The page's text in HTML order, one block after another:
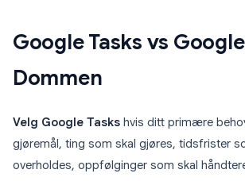
Google Tasks vs
Dommen
Velg Google Tasks hvis ditt primære
gjøremål, ting som skal gjøres, tidsfrister
overholdes, oppfølginger som skal